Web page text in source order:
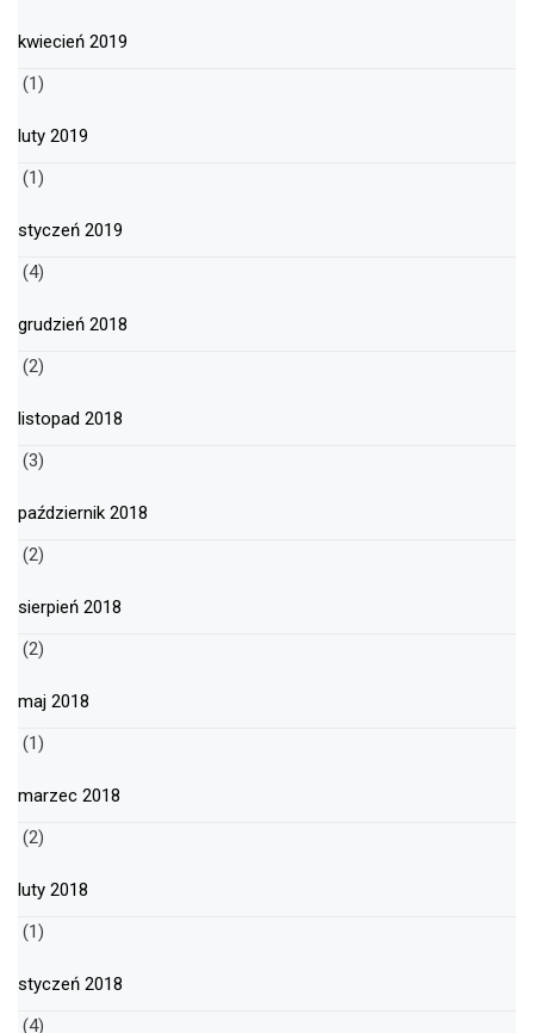
kwiecień 2019
(1)
luty 2019
(1)
styczeń 2019
(4)
grudzień 2018
(2)
listopad 2018
(3)
październik 2018
(2)
sierpień 2018
(2)
maj 2018
(1)
marzec 2018
(2)
luty 2018
(1)
styczeń 2018
(4)